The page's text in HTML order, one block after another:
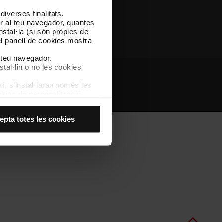
finalitats.
al teu navegador, quantes
(si són pròpies de
panell de cookies mostra
navegador.
o no les cookies
s’instal·laran només les
d’usuari.
totes les cookies
Altres webs de TMB
d'interès Intranet